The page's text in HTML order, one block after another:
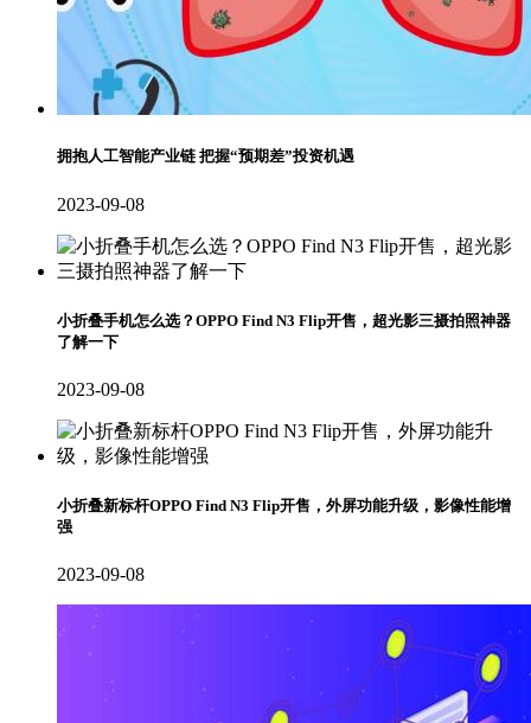
拥抱人工智能产业链 把握“预期差”投资机遇
2023-09-08
小折叠手机怎么选？OPPO Find N3 Flip开售，超光影三摄拍照神器
了解一下
2023-09-08
小折叠新标杆OPPO Find N3 Flip开售，外屏功能升级，影像性能增
强
2023-09-08